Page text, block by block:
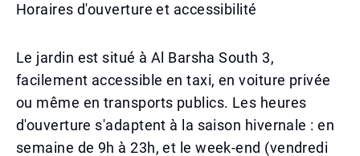
Horaires d'ouverture et accessibilité
Le jardin est situé à Al Barsha South 3,
facilement accessible en taxi, en voiture privée
ou même en transports publics. Les heures
d'ouverture s'adaptent à la saison hivernale : en
semaine de 9h à 23h, et le week-end (vendredi